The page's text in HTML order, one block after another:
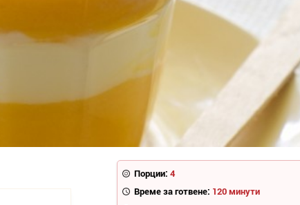
Порции: 4
Време за готвене: 120 минути